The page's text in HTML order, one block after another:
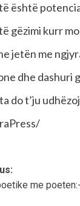
është
gëzimi kurr
jetën me
dhe dashuri
do t’ju
me